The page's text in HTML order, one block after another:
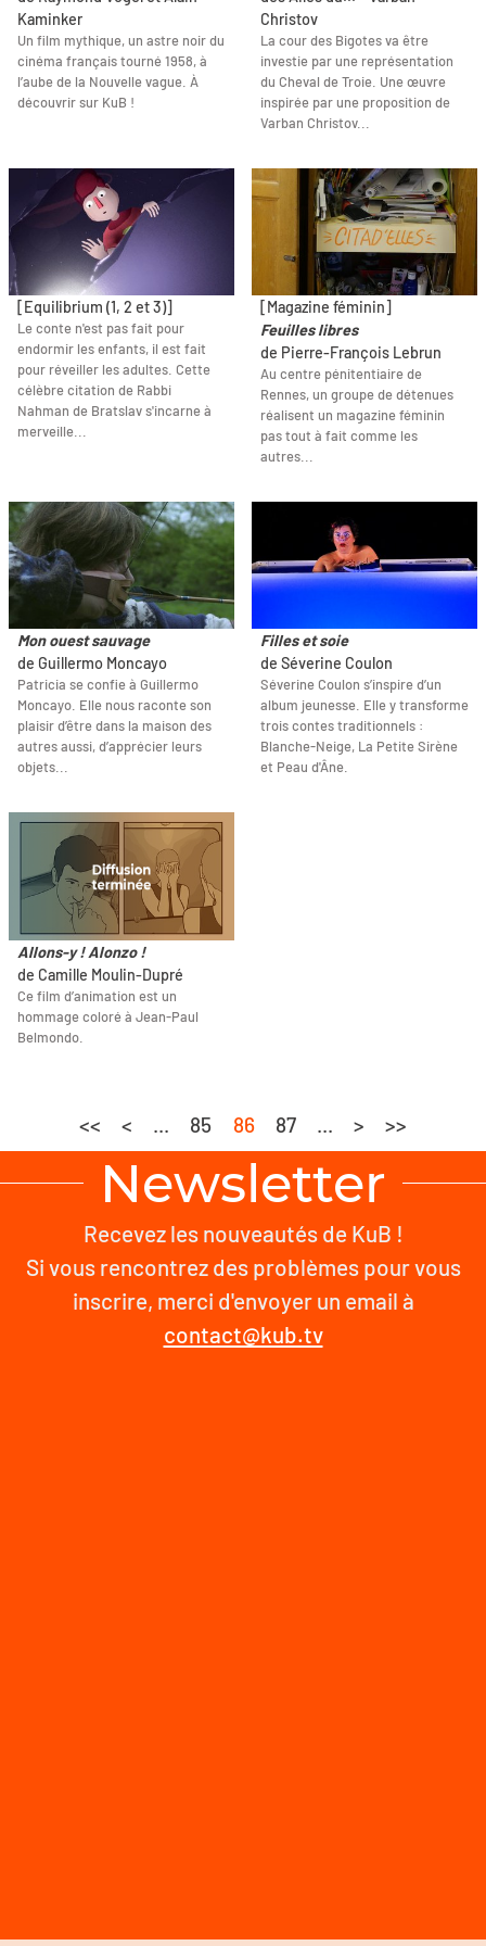
Kaminker
Un film mythique, un astre noir du
cinéma français tourné 1958, à
l’aube de la Nouvelle vague. À
découvrir sur KuB !
Christov
La cour des Bigotes va être
investie par une représentation
du Cheval de Troie. Une œuvre
inspirée par une proposition de
Varban Christov...
[Equilibrium (1, 2 et 3)]
Le conte n'est pas fait pour
endormir les enfants, il est fait
pour réveiller les adultes. Cette
célèbre citation de Rabbi
Nahman de Bratslav s'incarne à
merveille...
[Magazine féminin]
Feuilles libres
de Pierre-François Lebrun
Au centre pénitentiaire de
Rennes, un groupe de détenues
réalisent un magazine féminin
pas tout à fait comme les
autres...
Mon ouest sauvage
de Guillermo Moncayo
Patricia se confie à Guillermo
Moncayo. Elle nous raconte son
plaisir d’être dans la maison des
autres aussi, d’apprécier leurs
objets...
Filles et soie
de Séverine Coulon
Séverine Coulon s’inspire d’un
album jeunesse. Elle y transforme
trois contes traditionnels :
Blanche-Neige, La Petite Sirène
et Peau d'Âne.
Allons-y ! Alonzo !
de Camille Moulin-Dupré
Ce film d’animation est un
hommage coloré à Jean-Paul
Belmondo.
<< < ... 85 86 87 ... > >>
Newsletter
Recevez les nouveautés de KuB !
Si vous rencontrez des problèmes pour vous
inscrire, merci d'envoyer un email à
contact@kub.tv